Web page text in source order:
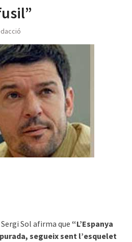
Sol afirma que “L’Espanya
segueix sent l’esquelet